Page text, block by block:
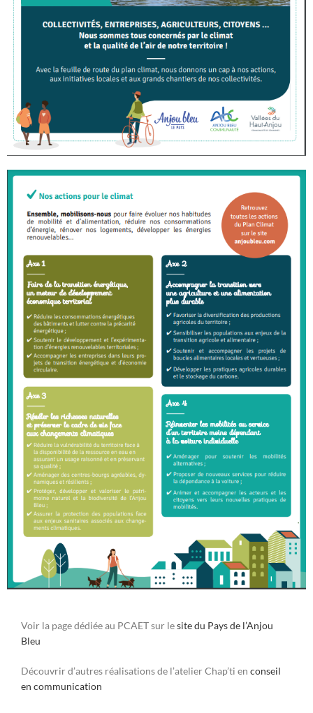
Voir la page dédiée au PCAET sur lesite du Pays de l’Anjou
Bleu
Découvrir d’autres réalisations de l’atelier Chap’ti en conseil
en communication